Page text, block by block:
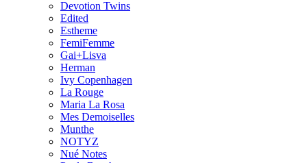
Devotion Twins
Edited
Estheme
FemiFemme
Gai+Lisva
Herman
Ivy Copenhagen
La Rouge
Maria La Rosa
Mes Demoiselles
Munthe
NOTYZ
Nué Notes